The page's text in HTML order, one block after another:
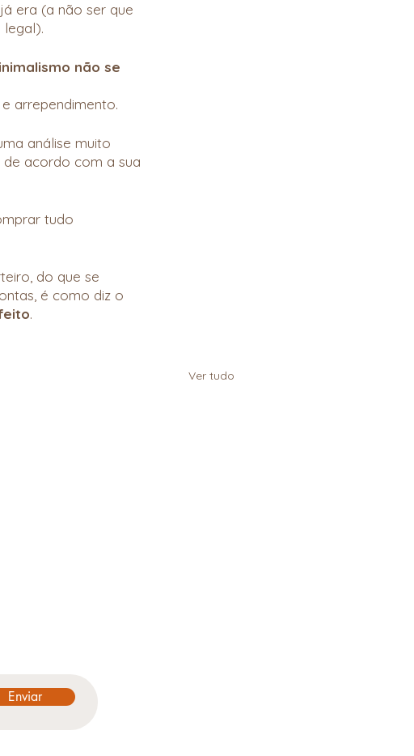
era (a não ser que
não se
arrependimento.
análise muito
de acordo com a sua
tudo
do que se
é como diz o
.
Ver tudo
Enviar